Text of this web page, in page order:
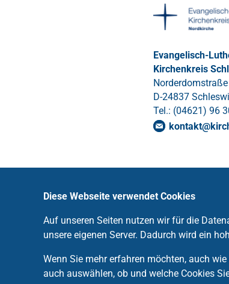
Evangelisch-
Kirchenkreis
D-24837
Tel.: (04621) 96
kontakt@
Diese Webseite verwendet Cookies
Auf unseren Seiten nutzen wir für die
unsere eigenen Server. Dadurch wird ein
Wenn Sie mehr erfahren möchten, auch
auch auswählen, ob und welche Cookies